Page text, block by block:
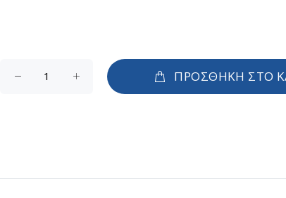
ΠΡΟΣΘΗΚΗ ΣΤΟ